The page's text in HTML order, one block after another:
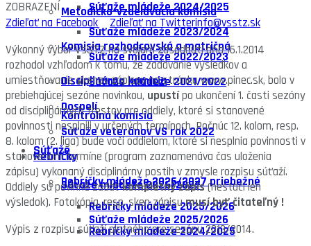
Súťaže mládeže 2024/2025
Súťaže mládeže 2023/2024
Súťaže mládeže 2022/2023
Súťaže mládeže 2021/2022
Dospelí
Súťaže veteránov VS rok 2022
Rebríčky
Rebríčky mládeže 2026/2027 priebežné
Rebríčky mládeže 2025/2026
Rebríčky mládeže 2024/2025
Metodicko-vzdelávacia komisia
Komisia rozhodcovská a matričná
Disciplinárna komisia
Kontrolná komisia
Súťaže
Súťaže mládeže 2026/2027
Súťaže mládeže 2025/2026
ZOBRAZENÍ
Zdieľať na Facebook
Zdieľať na Twitterinfo@vsstz.sk
Výkonný výbor VsSTZ na svojom zasadnutí dňa 16.1.2014
rozhodol vzhľadom k tomu, že zadávanie výsledkov a
umiestňovanie skenov zápisov na stránku www.pinec.sk, bolo v
prebiehajúcej sezóne novinkou, upustípo ukončení 1. časti sezóny
od disciplinárnych trestov pre oddiely, ktoré si stanovené
povinnosti nesplnili v určených termínoch. Počnúc 12. kolom, resp.
8. kolom (2. liga) bude voči oddielom, ktoré si nesplnia povinnosti v
stanovenom termíne (program zaznamenáva čas uloženia
zápisu) vykonaný disciplinárny postih v zmysle rozpisu súťaží.
Oddiely sú povinné zadaťkompletný zápis(nestačí len
výsledok). Fotokópia, resp. sken zápisumusí byť čitateľný !
Výpis z rozpisu súťaží platného pre sezónu 2013/2014.